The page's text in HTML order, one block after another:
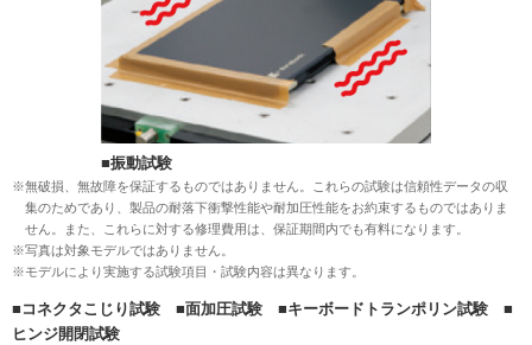
■振動試験
※無破損、無故障を保証するものではありません。これらの試験は信頼性データの収
集のためであり、製品の耐落下衝撃性能や耐加圧性能をお約束するものではありま
せん。また、これらに対する修理費用は、保証期間内でも有料になります。
※写真は対象モデルではありません。
※モデルにより実施する試験項目・試験内容は異なります。
■コネクタこじり試験 ■面加圧試験 ■キーボードトランポリン試験 ■
ヒンジ開閉試験